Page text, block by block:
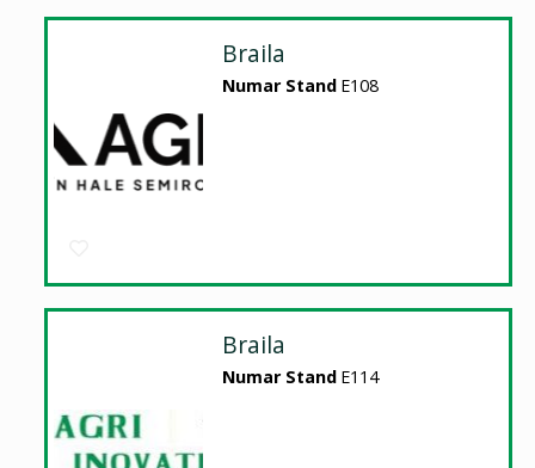
Braila
Numar Stand E108
Braila
Numar Stand E114